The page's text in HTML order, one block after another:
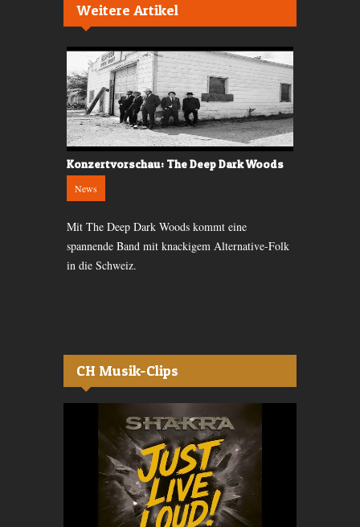
Weitere Artikel
Konzertvorschau: The Deep Dark Woods
News
Mit The Deep Dark Woods kommt eine
spannende Band mit knackigem Alternative-Folk
in die Schweiz.
CH Musik-Clips